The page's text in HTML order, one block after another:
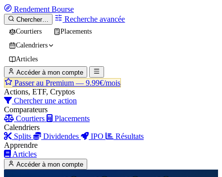
Rendement Bourse
Chercher… Recherche avancée
Courtiers
Placements
Calendriers
Articles
Accéder à mon compte
Passer au Premium — 9.99€/mois
Actions, ETF, Cryptos
Chercher une action
Comparateurs
Courtiers
Placements
Calendriers
Splits
Dividendes IPO
Résultats
Apprendre
Articles
Accéder à mon compte